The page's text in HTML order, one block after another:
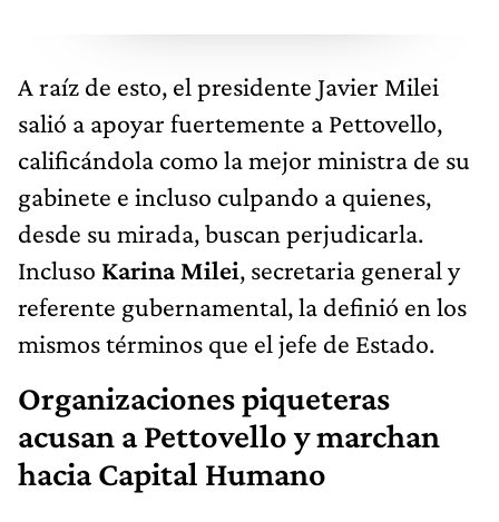
A raíz de esto, el presidente Javier Milei
salió a apoyar fuertemente a Pettovello,
calificándola como la mejor ministra de su
gabinete e incluso culpando a quienes,
desde su mirada, buscan perjudicarla.
Incluso Karina Milei, secretaria general y
referente gubernamental, la definió en los
mismos términos que el jefe de Estado.
Organizaciones piqueteras
acusan a Pettovello y marchan
hacia Capital Humano